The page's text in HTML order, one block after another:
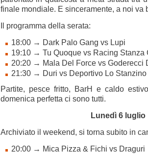
finale mondiale. E sinceramente, a noi va
Il programma della serata:
18:00 → Dark Palo Gang vs Lupi
19:10 → Tu Quoque vs Racing Stanza
20:20 → Mala Del Force vs Goderecci
21:30 → Duri vs Deportivo Lo Stanzino
Partite, pesce fritto, BarH e caldo
domenica perfetta ci sono tutti.
Lunedì 6 luglio
Archiviato il weekend, si torna subito in
20:00 → Mica Pizza & Fichi vs Draguri